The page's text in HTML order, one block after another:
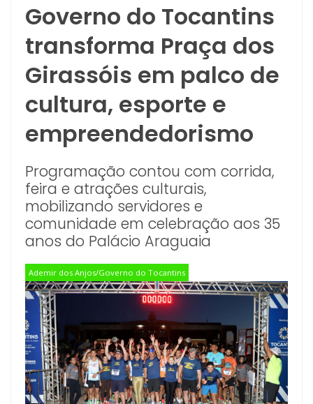
Governo do Tocantins
transforma Praça dos
Girassóis em palco de
cultura, esporte e
empreendedorismo
Programação contou com corrida,
feira e atrações culturais,
mobilizando servidores e
comunidade em celebração aos 35
anos do Palácio Araguaia
Ademir dos Anjos/Governo do Tocantins